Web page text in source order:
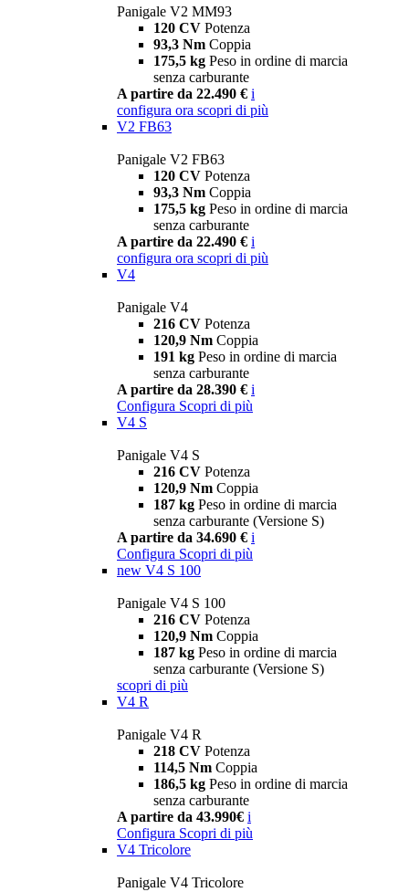
Panigale V2 MM93
120 CV Potenza
93,3 Nm Coppia
175,5 kg Peso in ordine di marcia
senza carburante
A partire da 22.490 € i
configura ora scopri di più
V2 FB63
Panigale V2 FB63
120 CV Potenza
93,3 Nm Coppia
175,5 kg Peso in ordine di marcia
senza carburante
A partire da 22.490 € i
configura ora scopri di più
V4
Panigale V4
216 CV Potenza
120,9 Nm Coppia
191 kg Peso in ordine di marcia
senza carburante
A partire da 28.390 € i
Configura Scopri di più
V4 S
Panigale V4 S
216 CV Potenza
120,9 Nm Coppia
187 kg Peso in ordine di marcia
senza carburante (Versione S)
A partire da 34.690 € i
Configura Scopri di più
new V4 S 100
Panigale V4 S 100
216 CV Potenza
120,9 Nm Coppia
187 kg Peso in ordine di marcia
senza carburante (Versione S)
scopri di più
V4 R
Panigale V4 R
218 CV Potenza
114,5 Nm Coppia
186,5 kg Peso in ordine di marcia
senza carburante
A partire da 43.990€ i
Configura Scopri di più
V4 Tricolore
Panigale V4 Tricolore